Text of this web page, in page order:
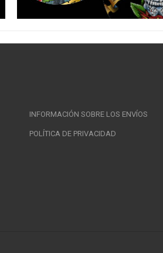
INFORMACIÓN SOBRE LOS ENVÍOS
POLÍTICA DE PRIVACIDAD